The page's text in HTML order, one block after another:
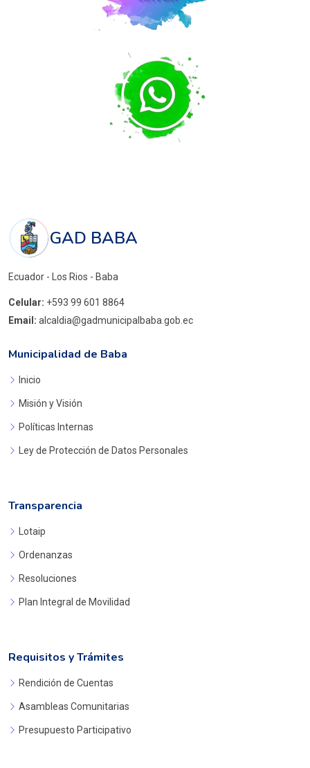
GAD BABA
Ecuador - Los Rios - Baba
Celular: +593 99 601 8864
Email: alcaldia@gadmunicipalbaba.gob.ec
Municipalidad de Baba
Inicio
Misión y Visión
Políticas Internas
Ley de Protección de Datos Personales
Transparencia
Lotaip
Ordenanzas
Resoluciones
Plan Integral de Movilidad
Requisitos y Trámites
Rendición de Cuentas
Asambleas Comunitarias
Presupuesto Participativo